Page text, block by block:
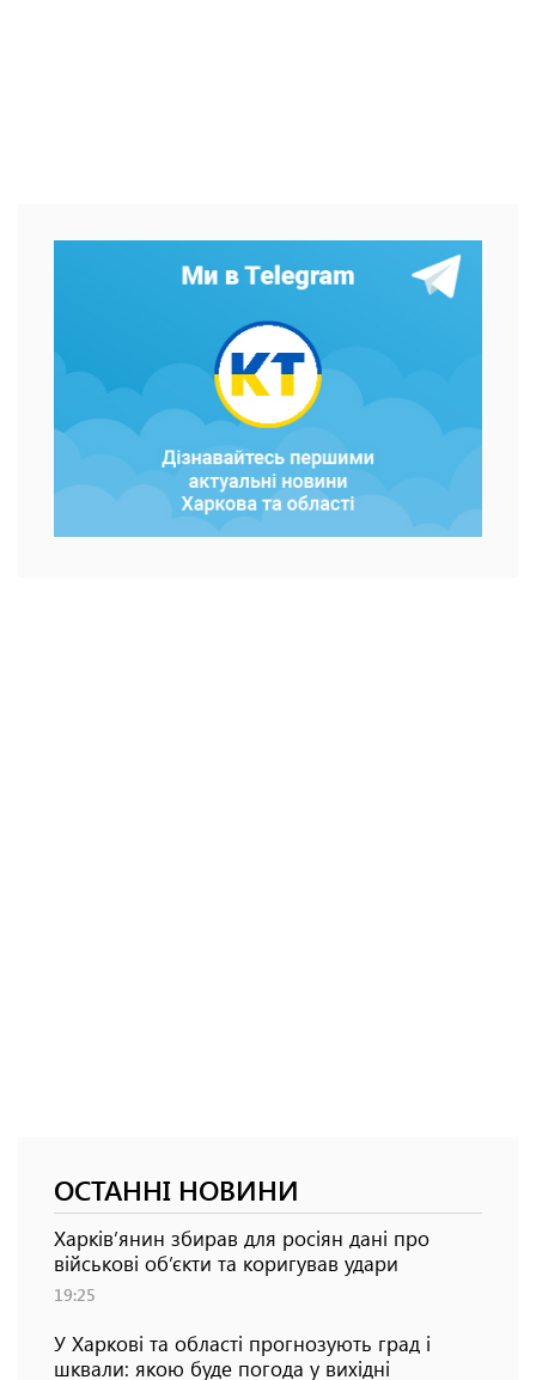
ОСТАННІ НОВИНИ
Харків’янин збирав для росіян дані про
військові об’єкти та коригував удари
19:25
У Харкові та області прогнозують град і
шквали: якою буде погода у вихідні